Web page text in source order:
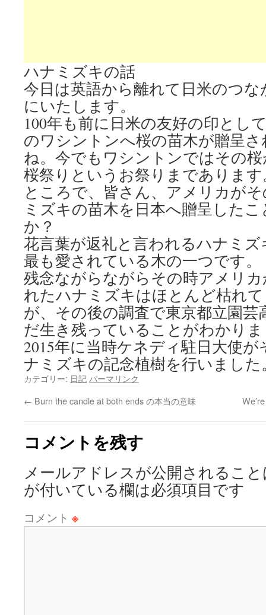
ハナミズキの話
今日は英語から離れて日米のつ
にいたします。
100年も前に日米の友好の印とし
のワシントンへ桜の苗木が贈呈
ね。今でもワシントンではその
桜祭りというお祭りまであります
ところで、皆さん、アメリカが
ミズキの苗木を日本へ贈呈した
か？
花言葉が返礼と言われるハナミ
最も愛されている木の一つです。
残念ながらながらその時アメリ
れたハナミズキはほとんど枯れ
が、その後の調査で東京都立園芸
だ生き残っていることがわかり
2015年に当時ケネディ駐日大使
ナミズキの記念植樹を行いました
カテゴリー: 日記 パーマリンク
← Burn the candle at both ends の本当の意味
コメントを残す
メールアドレスが公開されるこ
が付いている欄は必須項目です
コメント ※